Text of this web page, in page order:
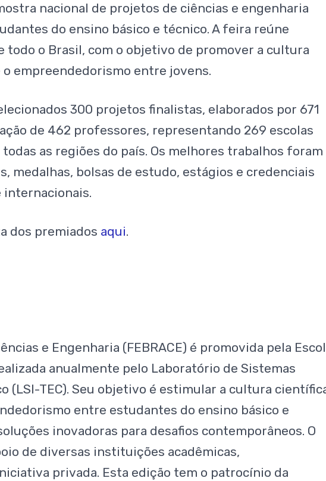
nacional de projetos de ciências e engenharia
do ensino básico e técnico. A feira reúne
todo o Brasil, com o objetivo de promover a cultura
o empreendedorismo entre jovens.
300 projetos finalistas, elaborados por 671
de 462 professores, representando 269 escolas
as regiões do país. Os melhores trabalhos foram
medalhas, bolsas de estudo, estágios e credenciais
internacionais.
dos premiados aqui.
e Engenharia (FEBRACE) é promovida pela
anualmente pelo Laboratório de Sistemas
(LSI-TEC). Seu objetivo é estimular a cultura
entre estudantes do ensino básico e
inovadoras para desafios contemporâneos. O
de diversas instituições acadêmicas,
privada. Esta edição tem o patrocínio da